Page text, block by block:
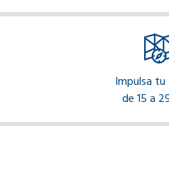
Impulsa
de 15 a